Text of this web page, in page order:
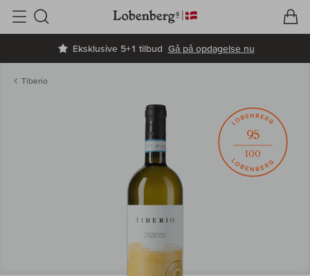
Eksklusive 5+1 tilbud Gå på opdagelse nu
Søg
Tiberio
95
100